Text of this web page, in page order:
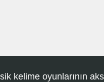
kelime oyunlarının